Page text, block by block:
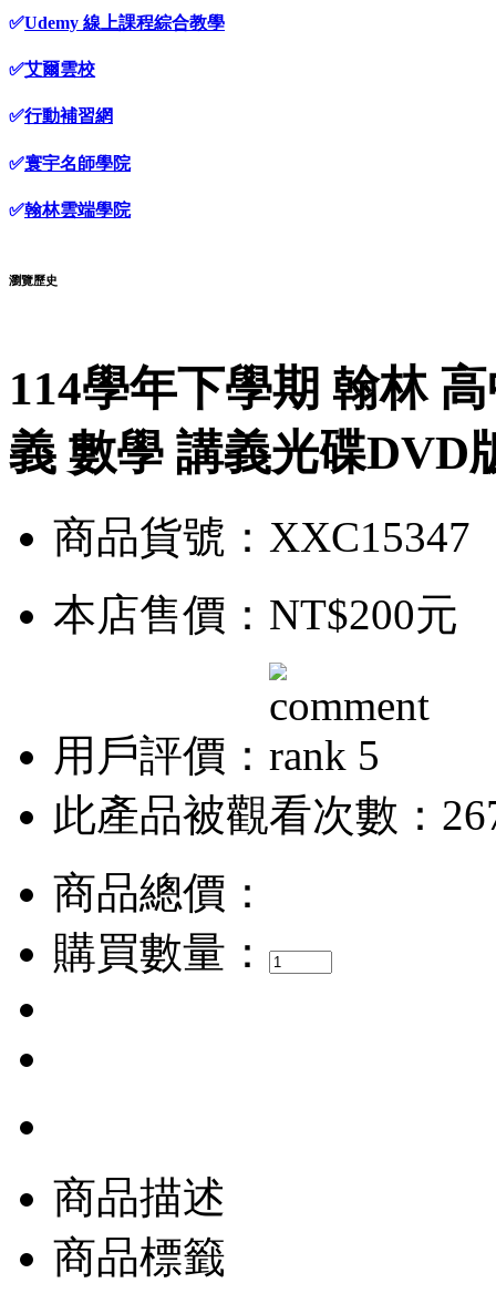
✅Udemy 線上課程綜合教學
✅艾爾雲校
✅行動補習網
✅寰宇名師學院
✅翰林雲端學院
瀏覽歷史
114學年下學期 翰林
義 數學 講義光碟DVD
商品貨號：XXC15347
本店售價： NT$200元
用戶評價：
此產品被觀看次數：
商品總價：
購買數量：
商品描述
商品標籤